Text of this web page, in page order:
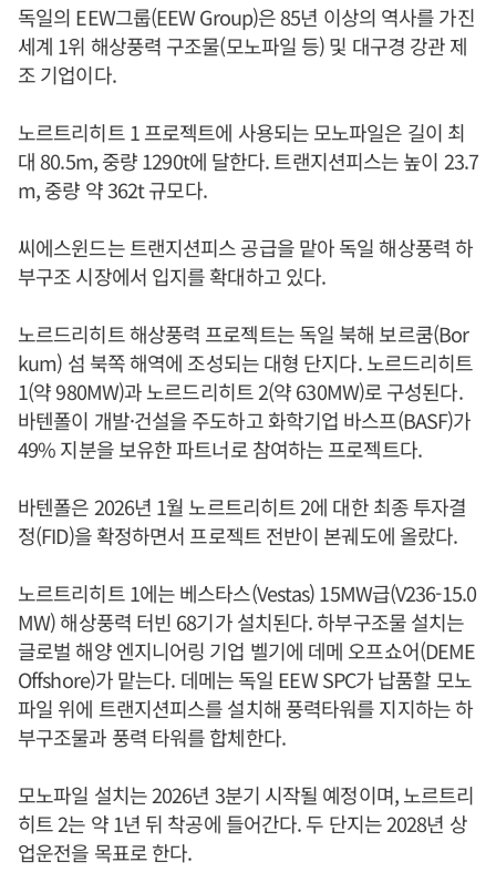
독일의 EEW그룹(EEW Group)은 85년 이상의 역사를 가진
세계 1위 해상풍력 구조물(모노파일 등) 및 대구경 강관 제
조 기업이다.
노르트리히트 1 프로젝트에 사용되는 모노파일은 길이 최
대 80.5m, 중량 1290t에 달한다. 트랜지션피스는 높이 23.7
m, 중량 약 362t 규모다.
씨에스윈드는 트랜지션피스 공급을 맡아 독일 해상풍력 하
부구조 시장에서 입지를 확대하고 있다.
노르드리히트 해상풍력 프로젝트는 독일 북해 보르쿰(Bor
kum) 섬 북쪽 해역에 조성되는 대형 단지다. 노르드리히트
1(약 980MW)과 노르드리히트 2(약 630MW)로 구성된다.
바텐폴이 개발·건설을 주도하고 화학기업 바스프(BASF)가
49% 지분을 보유한 파트너로 참여하는 프로젝트다.
바텐폴은 2026년 1월 노르트리히트 2에 대한 최종 투자결
정(FID)을 확정하면서 프로젝트 전반이 본궤도에 올랐다.
노르트리히트 1에는 베스타스(Vestas) 15MW급(V236-15.0
MW) 해상풍력 터빈 68기가 설치된다. 하부구조물 설치는
글로벌 해양 엔지니어링 기업 벨기에 데메 오프쇼어(DEME
Offshore)가 맡는다. 데메는 독일 EEW SPC가 납품할 모노
파일 위에 트랜지션피스를 설치해 풍력타워를 지지하는 하
부구조물과 풍력 타워를 합체한다.
모노파일 설치는 2026년 3분기 시작될 예정이며, 노르트리
히트 2는 약 1년 뒤 착공에 들어간다. 두 단지는 2028년 상
업운전을 목표로 한다.